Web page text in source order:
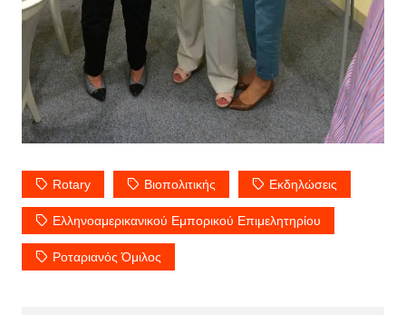
Rotary Βιοπολιτικής Εκδηλώσεις
Ελληνοαμερικανικού Εμπορικού Επιμελητηρίου
Ροταριανός Όμιλος